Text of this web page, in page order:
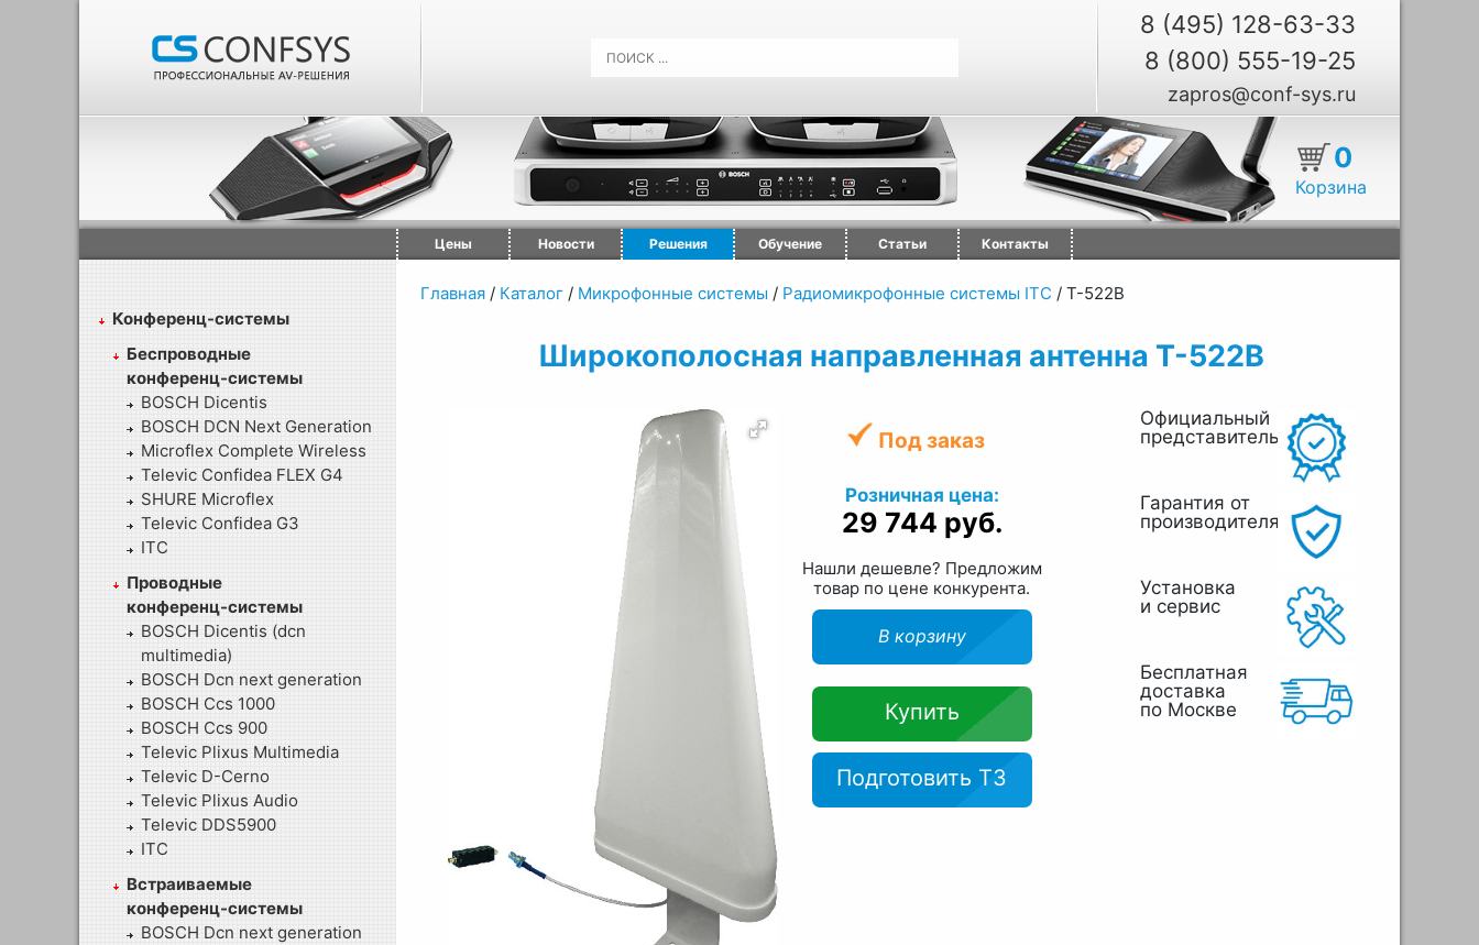
8 (495) 128-63-33
8 (800) 555-19-25
zapros@conf-sys.ru
0
Корзина
Цены Новости Решения Обучение Статьи Контакты
Конференц-системы
Беспроводные
конференц-системы
BOSCH Dicentis
BOSCH DCN Next Generation
Microflex Complete Wireless
Televic Confidea FLEX G4
SHURE Microflex
Televic Confidea G3
ITC
Проводные
конференц-системы
BOSCH Dicentis (dcn
multimedia)
BOSCH Dcn next generation
BOSCH Ccs 1000
BOSCH Ccs 900
Televic Plixus Multimedia
Televic D-Cerno
Televic Plixus Audio
Televic DDS5900
ITC
Встраиваемые
конференц-системы
BOSCH Dcn next generation
Главная / Каталог / Микрофонные системы / Радиомикрофонные системы ITC / T-522B
Широкополосная направленная антенна T-522B
Под заказ
Розничная цена:
29 744 руб.
Нашли дешевле? Предложим
товар по цене конкурента.
В корзину
Купить
Подготовить ТЗ
Официальный
представитель
Гарантия от
производителя
Установка
и сервис
Бесплатная
доставка
по Москве